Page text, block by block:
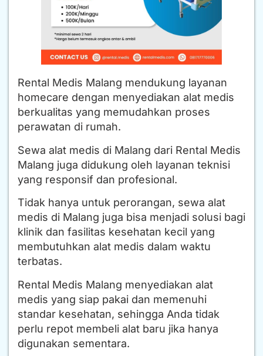
Rental Medis Malang mendukung layanan
homecare dengan menyediakan alat medis
berkualitas yang memudahkan proses
perawatan di rumah.
Sewa alat medis di Malang dari Rental Medis
Malang juga didukung oleh layanan teknisi
yang responsif dan profesional.
Tidak hanya untuk perorangan, sewa alat
medis di Malang juga bisa menjadi solusi bagi
klinik dan fasilitas kesehatan kecil yang
membutuhkan alat medis dalam waktu
terbatas.
Rental Medis Malang menyediakan alat
medis yang siap pakai dan memenuhi
standar kesehatan, sehingga Anda tidak
perlu repot membeli alat baru jika hanya
digunakan sementara.